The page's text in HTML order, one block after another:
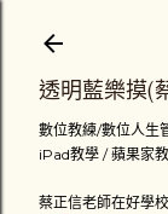
透明藍樂摸(
數位教練/數位人生
iPad教學 / 蘋果家
蔡正信老師在好學